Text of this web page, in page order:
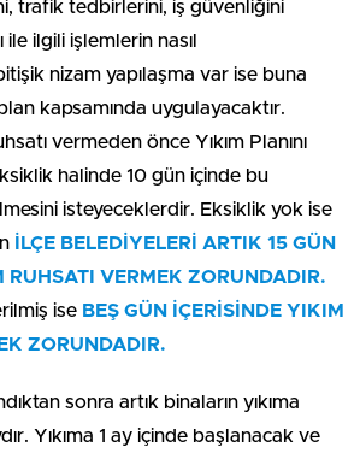
trafik tedbirlerini, iş güvenliğini
ilgili işlemlerin nasıl
bitişik nizam yapılaşma var ise buna
kapsamında uygulayacaktır.
vermeden önce Yıkım Planını
halinde 10 gün içinde bu
isteyeceklerdir. Eksiklik yok ise
İLÇE BELEDİYELERİ ARTIK 15 GÜN
RUHSATI VERMEK ZORUNDADIR.
ise BEŞ GÜN İÇERİSİNDE YIKIM
ZORUNDADIR.
sonra artık binaların yıkıma
Yıkıma 1 ay içinde başlanacak ve